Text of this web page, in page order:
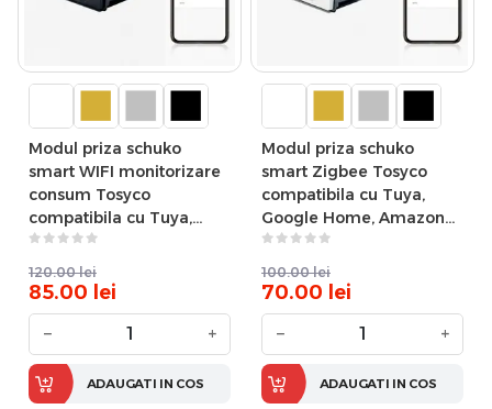
Modul priza schuko
smart WIFI monitorizare
consum Tosyco
compatibila cu Tuya,
Google Home, Amazon
Alexa
120.00 lei
85.00 lei
− +
ADAUGATI IN COS
Modul priza schuko
smart Zigbee Tosyco
compatibila cu Tuya,
Google Home, Amazon
Alexa
100.00 lei
70.00 lei
− +
ADAUGATI IN COS